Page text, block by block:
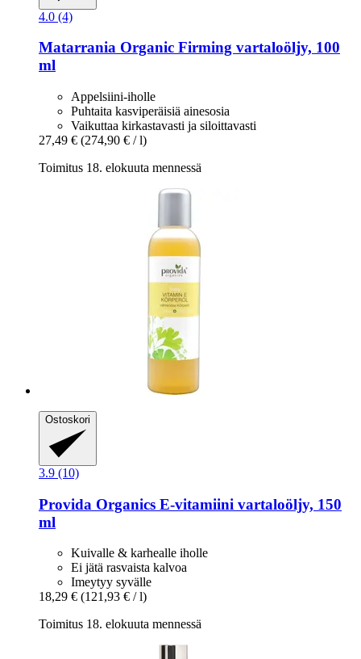
4.0 (4)
Matarrania Organic Firming vartaloöljy, 100
ml
Appelsiini-iholle
Puhtaita kasviperäisiä ainesosia
Vaikuttaa kirkastavasti ja siloittavasti
27,49 € (274,90 € / l)
Toimitus 18. elokuuta mennessä
Ostoskori
3.9 (10)
Provida Organics E-​vitamiini vartaloöljy, 150
ml
Kuivalle & karhealle iholle
Ei jätä rasvaista kalvoa
Imeytyy syvälle
18,29 € (121,93 € / l)
Toimitus 18. elokuuta mennessä